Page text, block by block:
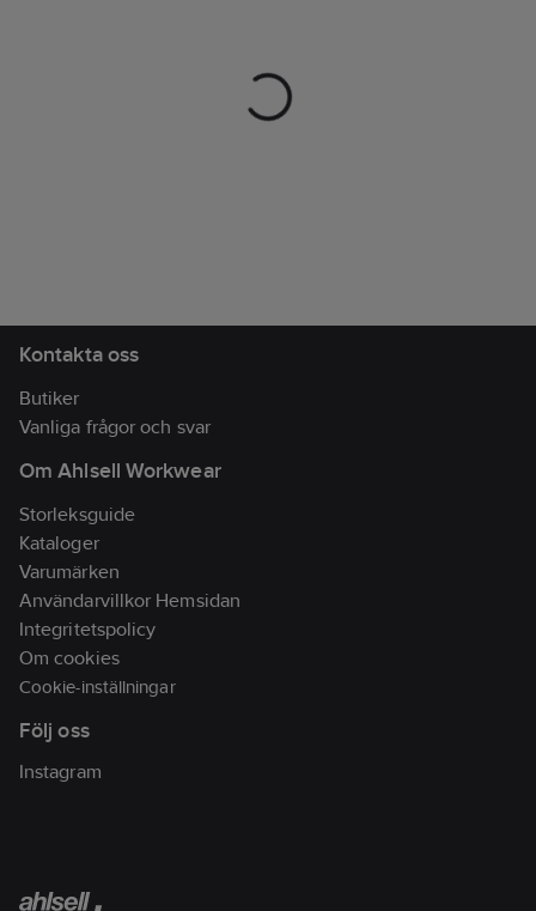
Kontakta oss
Butiker
Vanliga frågor och svar
Om Ahlsell Workwear
Storleksguide
Kataloger
Varumärken
Användarvillkor Hemsidan
Integritetspolicy
Om cookies
Cookie-inställningar
Följ oss
Instagram